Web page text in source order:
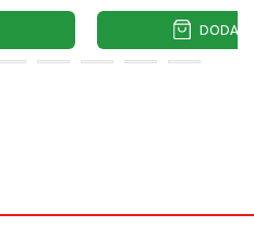
DODAJ